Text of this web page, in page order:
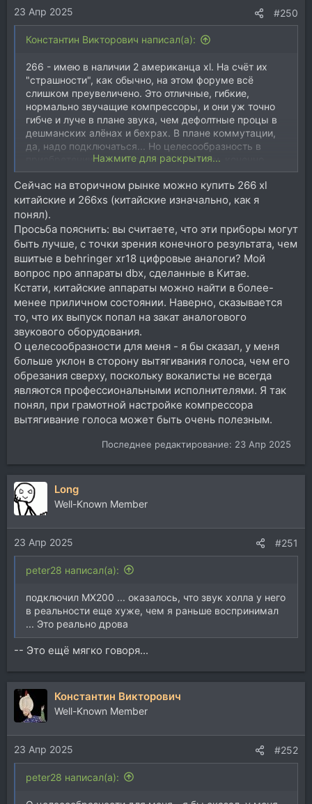
23 Апр 2025 #250
Константин Викторович написал(а):
266 - имею в наличии 2 американца xl. На счёт их
"страшности", как обычно, на этом форуме всё
слишком преувеличено. Это отличные, гибкие,
нормально звучащие компрессоры, и они уж точно
гибче и луче в плане звука, чем дефолтные процы в
дешманских алёнах и бехрах. В плане коммутации,
да, надо подключаться... Но целесообразность в
приобретении именно в вашей ситуации, конечно,
сомнительна. Я их приобрёл чисто по фану, и
пользуюсь в кайф. И сравнивать их с дефолтными, в
той же алёне или бехре - вообще не приходится.
Проблема у нормальных 266х только одна, их в
нормально состоянии найти -- практически нереал.
Нажмите для раскрытия...
Сейчас на вторичном рынке можно купить 266 xl
китайские и 266xs (китайские изначально, как я
понял).
Просьба пояснить: вы считаете, что эти приборы могут
быть лучше, с точки зрения конечного результата, чем
вшитые в behringer xr18 цифровые аналоги? Мой
вопрос про аппараты dbx, сделанные в Китае.
Кстати, китайские аппараты можно найти в более-
менее приличном состоянии. Наверно, сказывается
то, что их выпуск попал на закат аналогового
звукового оборудования.
О целесообразности для меня - я бы сказал, у меня
больше уклон в сторону вытягивания голоса, чем его
обрезания сверху, поскольку вокалисты не всегда
являются профессиональными исполнителями. Я так
понял, при грамотной настройке компрессора
вытягивание голоса может быть очень полезным.
Последнее редактирование: 23 Апр 2025
Long
Well-Known Member
23 Апр 2025 #251
peter28 написал(а):
подключил MX200 ... оказалось, что звук холла у него
в реальности еще хуже, чем я раньше воспринимал
... Это реально дрова
-- Это ещё мягко говоря...
Константин Викторович
Well-Known Member
23 Апр 2025 #252
peter28 написал(а):